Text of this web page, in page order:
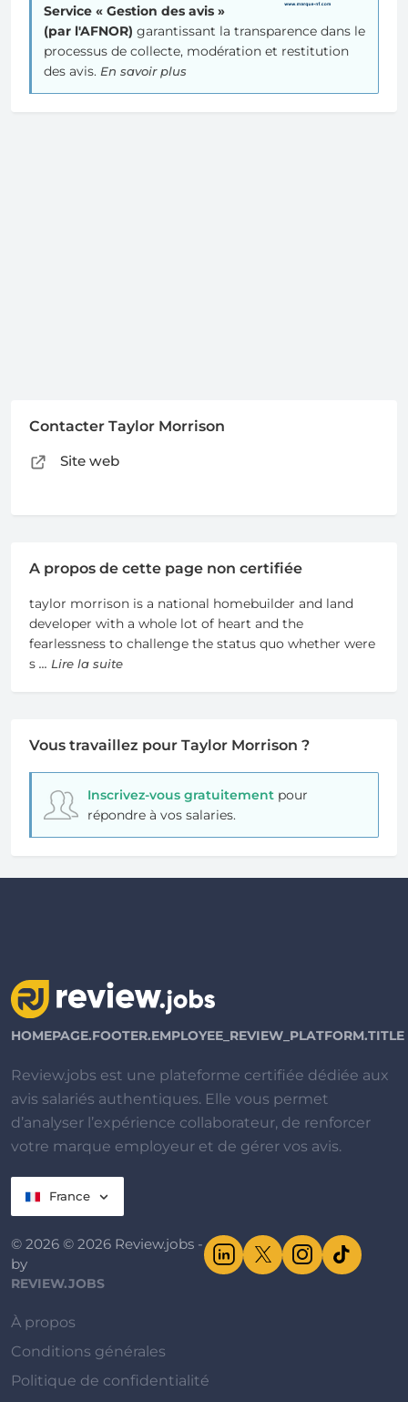
Service « Gestion des avis »
(par l'AFNOR) garantissant la transparence dans le
processus de collecte, modération et restitution
des avis. En savoir plus
Contacter Taylor Morrison
Site web
A propos de cette page non certifiée
taylor morrison is a national homebuilder and land
developer with a whole lot of heart and the
fearlessness to challenge the status quo whether were
s ... Lire la suite
Vous travaillez pour Taylor Morrison ?
Inscrivez-vous gratuitementpour
répondre à vos salaries.
HOMEPAGE.FOOTER.EMPLOYEE_REVIEW_PLATFORM.TITLE
Review.jobs est une plateforme certifiée dédiée aux
avis salariés authentiques. Elle vous permet
d’analyser l’expérience collaborateur, de renforcer
votre marque employeur et de gérer vos avis.
France
© 2026 © 2026 Review.jobs -
by
REVIEW.JOBS
À propos
Conditions générales
Politique de confidentialité